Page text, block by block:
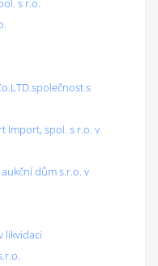
s r.o.
s
Import, spol. s r.o. v
dům s.r.o. v
likvidaci